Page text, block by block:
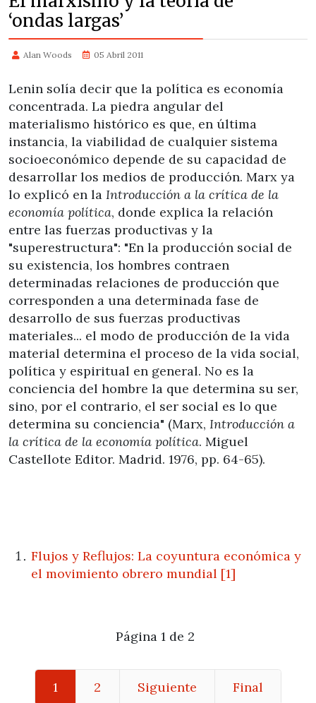
‘ondas largas’
Alan Woods 05 Abril 2011
Lenin solía decir que la política es economía
concentrada. La piedra angular del
materialismo histórico es que, en última
instancia, la viabilidad de cualquier sistema
socioeconómico depende de su capacidad de
desarrollar los medios de producción. Marx ya
lo explicó en la Introducción a la crítica de la
economía política, donde explica la relación
entre las fuerzas productivas y la
"superestructura": "En la producción social de
su existencia, los hombres contraen
determinadas relaciones de producción que
corresponden a una determinada fase de
desarrollo de sus fuerzas productivas
materiales... el modo de producción de la vida
material determina el proceso de la vida social,
política y espiritual en general. No es la
conciencia del hombre la que determina su ser,
sino, por el contrario, el ser social es lo que
determina su conciencia" (Marx, Introducción a
la crítica de la economía política. Miguel
Castellote Editor. Madrid. 1976, pp. 64-65).
Flujos y Reflujos: La coyuntura económica y
el movimiento obrero mundial [1]
Página 1 de 2
1 2 Siguiente Final